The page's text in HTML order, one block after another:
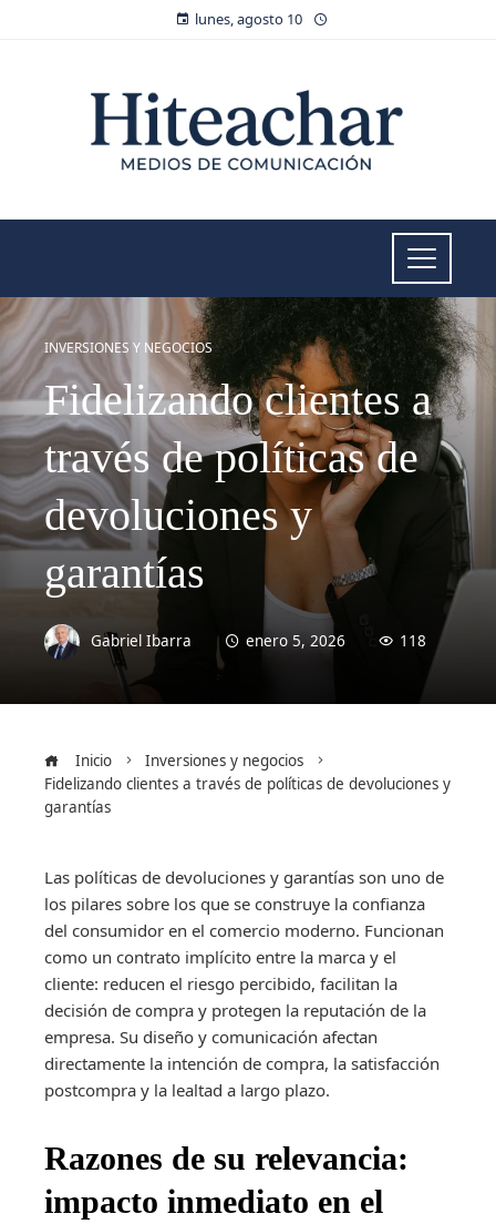
lunes, agosto 10
INVERSIONES Y NEGOCIOS
Fidelizando clientes a
través de políticas de
devoluciones y
garantías
Gabriel Ibarra enero 5, 2026 118
Inicio
Inversiones y negocios
Fidelizando clientes a través de políticas de devoluciones y
garantías
Las políticas de devoluciones y garantías son uno de
los pilares sobre los que se construye la confianza
del consumidor en el comercio moderno. Funcionan
como un contrato implícito entre la marca y el
cliente: reducen el riesgo percibido, facilitan la
decisión de compra y protegen la reputación de la
empresa. Su diseño y comunicación afectan
directamente la intención de compra, la satisfacción
postcompra y la lealtad a largo plazo.
Razones de su relevancia:
impacto inmediato en el